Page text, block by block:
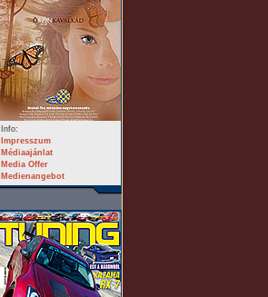
Info:
Impresszum
Médiaajánlat
Media Offer
Medienangebot